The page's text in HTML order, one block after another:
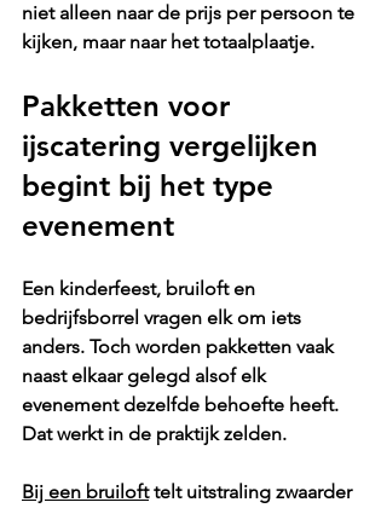
niet alleen naar de prijs per persoon te
kijken, maar naar het totaalplaatje.
Pakketten voor
ijscatering vergelijken
begint bij het type
evenement
Een kinderfeest, bruiloft en
bedrijfsborrel vragen elk om iets
anders. Toch worden pakketten vaak
naast elkaar gelegd alsof elk
evenement dezelfde behoefte heeft.
Dat werkt in de praktijk zelden.
Bij een bruiloft telt uitstraling zwaarder